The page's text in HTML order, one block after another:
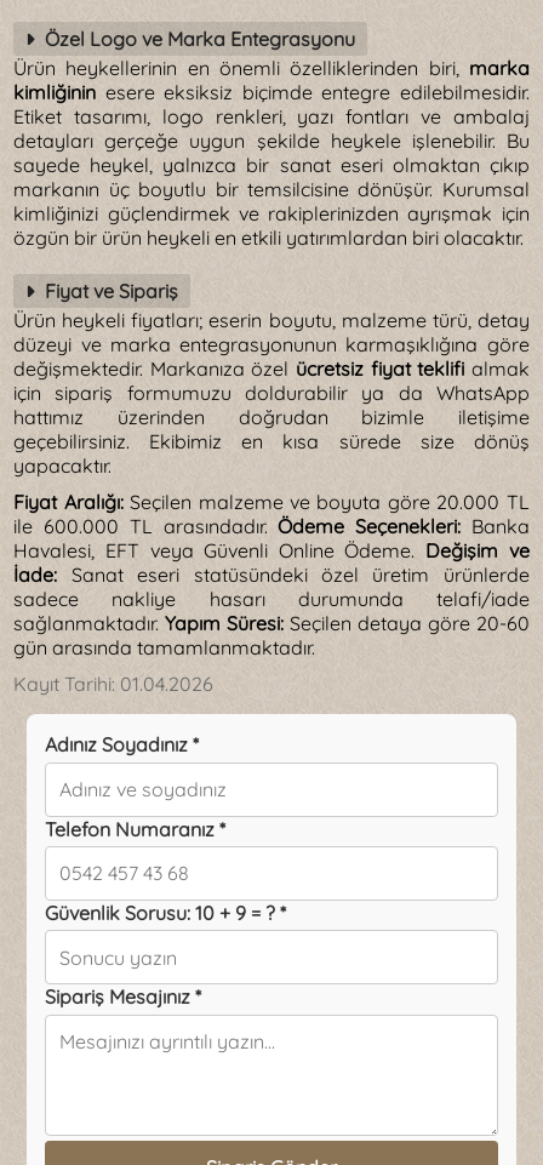
Özel Logo ve Marka Entegrasyonu
Ürün heykellerinin en önemli özelliklerinden biri, marka
kimliğinin esere eksiksiz biçimde entegre edilebilmesidir.
Etiket tasarımı, logo renkleri, yazı fontları ve ambalaj
detayları gerçeğe uygun şekilde heykele işlenebilir. Bu
sayede heykel, yalnızca bir sanat eseri olmaktan çıkıp
markanın üç boyutlu bir temsilcisine dönüşür. Kurumsal
kimliğinizi güçlendirmek ve rakiplerinizden ayrışmak için
özgün bir ürün heykeli en etkili yatırımlardan biri olacaktır.
Fiyat ve Sipariş
Ürün heykeli fiyatları; eserin boyutu, malzeme türü, detay
düzeyi ve marka entegrasyonunun karmaşıklığına göre
değişmektedir. Markanıza özel ücretsiz fiyat teklifi almak
için sipariş formumuzu doldurabilir ya da WhatsApp
hattımız üzerinden doğrudan bizimle iletişime
geçebilirsiniz. Ekibimiz en kısa sürede size dönüş
yapacaktır.
Fiyat Aralığı:Seçilen malzeme ve boyuta göre 20.000 TL
ile 600.000 TL arasındadır. Ödeme Seçenekleri: Banka
Havalesi, EFT veya Güvenli Online Ödeme. Değişim ve
İade: Sanat eseri statüsündeki özel üretim ürünlerde
sadece nakliye hasarı durumunda telafi/iade
sağlanmaktadır. Yapım Süresi: Seçilen detaya göre 20-60
gün arasında tamamlanmaktadır.
Kayıt Tarihi: 01.04.2026
Adınız Soyadınız *
Telefon Numaranız *
Güvenlik Sorusu: 10 + 9 = ? *
Sipariş Mesajınız *